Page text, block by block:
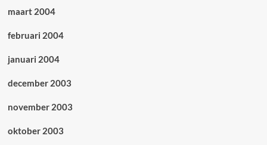
maart 2004
februari 2004
januari 2004
december 2003
november 2003
oktober 2003